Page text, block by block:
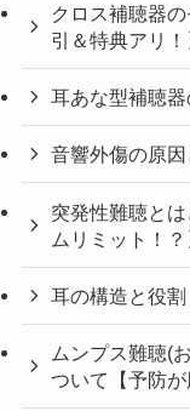
クロス補聴器
引＆特典アリ！
耳あな型補聴
音響外傷の原
突発性難聴と
ムリミット！？
耳の構造と役割
ムンプス難聴(
ついて【予防が